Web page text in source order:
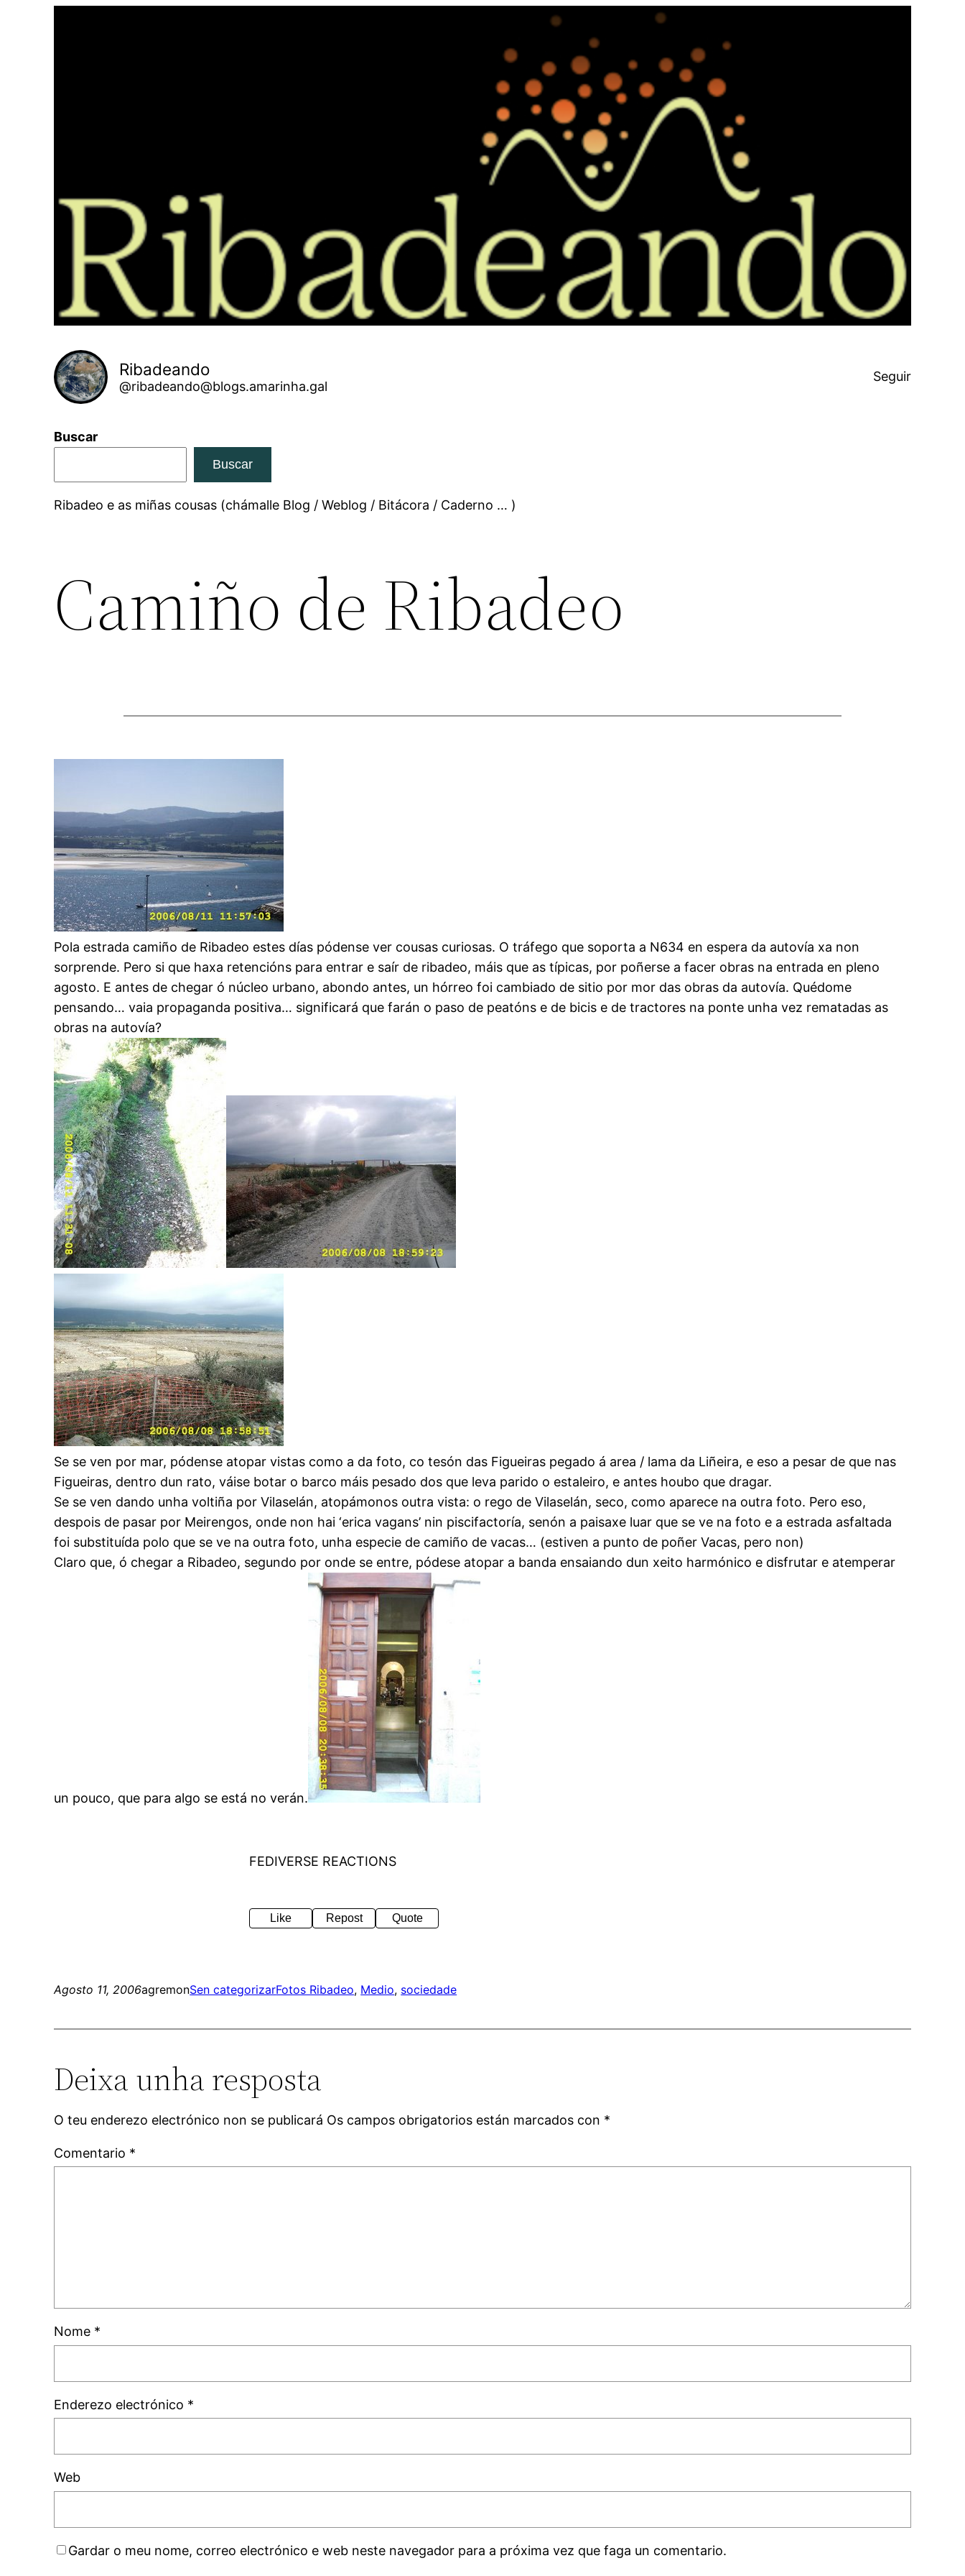
Ribadeando
@ribadeando@blogs.amarinha.gal
Seguir
Buscar
Buscar
Ribadeo e as miñas cousas (chámalle Blog / Weblog / Bitácora / Caderno … )
Camiño de Ribadeo
Pola estrada camiño de Ribadeo estes días pódense ver cousas curiosas. O tráfego que soporta a N634 en espera da autovía xa non
sorprende. Pero si que haxa retencións para entrar e saír de ribadeo, máis que as típicas, por poñerse a facer obras na entrada en pleno
agosto. E antes de chegar ó núcleo urbano, abondo antes, un hórreo foi cambiado de sitio por mor das obras da autovía. Quédome
pensando… vaia propaganda positiva… significará que farán o paso de peatóns e de bicis e de tractores na ponte unha vez rematadas as
obras na autovía?
Se se ven por mar, pódense atopar vistas como a da foto, co tesón das Figueiras pegado á area / lama da Liñeira, e eso a pesar de que nas
Figueiras, dentro dun rato, váise botar o barco máis pesado dos que leva parido o estaleiro, e antes houbo que dragar.
Se se ven dando unha voltiña por Vilaselán, atopámonos outra vista: o rego de Vilaselán, seco, como aparece na outra foto. Pero eso,
despois de pasar por Meirengos, onde non hai ‘erica vagans’ nin piscifactoría, senón a paisaxe luar que se ve na foto e a estrada asfaltada
foi substituída polo que se ve na outra foto, unha especie de camiño de vacas… (estiven a punto de poñer Vacas, pero non)
Claro que, ó chegar a Ribadeo, segundo por onde se entre, pódese atopar a banda ensaiando dun xeito harmónico e disfrutar e atemperar
un pouco, que para algo se está no verán.
FEDIVERSE REACTIONS
Like Repost Quote
Agosto 11, 2006agremonSen categorizarFotos Ribadeo, Medio, sociedade
Deixa unha resposta
O teu enderezo electrónico non se publicará Os campos obrigatorios están marcados con *
Comentario *
Nome *
Enderezo electrónico *
Web
Gardar o meu nome, correo electrónico e web neste navegador para a próxima vez que faga un comentario.